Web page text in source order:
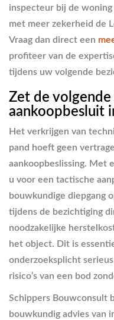
inspecteur bij de
met meer zekerheid de
Vraag dan direct een
profiteer van de
tijdens uw volgende
Zet de volgende
aankoopbesluit
Het verkrijgen van
pand hoeft geen
aankoopbeslissing. Met
u voor een tactische
bouwkundige diepgang
tijdens de bezichtiging
noodzakelijke
het object. Dit is
onderzoeksplicht
risico’s van een bod
Schippers Bouwconsult
bouwkundig advies van